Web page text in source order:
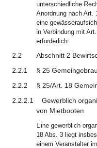
unterschiedliche
Anordnung nach Art.
eine
in Verbindung mit
erforderlich.
2.2
Abschnitt 2
2.2.1
§ 25
2.2.2
§ 25/Art. 18
2.2.2.1
Gewerblich
von Mietbooten
Eine gewerblich
18 Abs. 3 liegt
einem Veranstalter